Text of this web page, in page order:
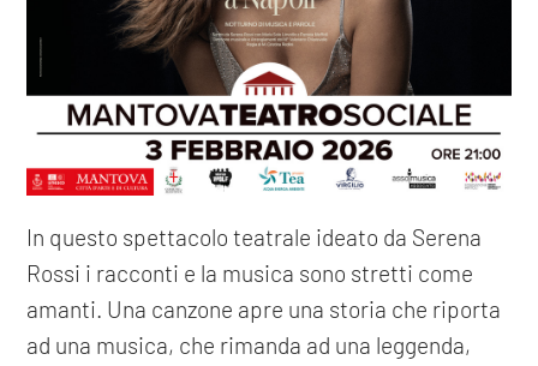
In questo spettacolo teatrale ideato da Serena
Rossi i racconti e la musica sono stretti come
amanti. Una canzone apre una storia che riporta
ad una musica, che rimanda ad una leggenda,